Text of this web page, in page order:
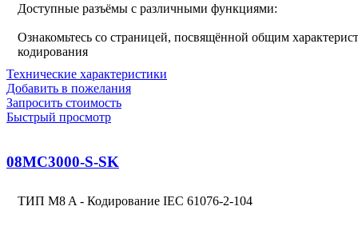
Доступные разъёмы с различными функциями:
Ознакомьтесь со страницей, посвящённой общим
кодирования
Технические характеристики
Добавить в пожелания
Запросить стоимость
Быстрый просмотр
08MC3000-S-SK
ТИП M8 A - Кодирование IEC 61076-2-104